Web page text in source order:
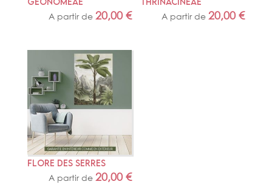
A partir de 20,00 € A partir de20,00€
FLORE DES SERRES
A partir de 20,00 €